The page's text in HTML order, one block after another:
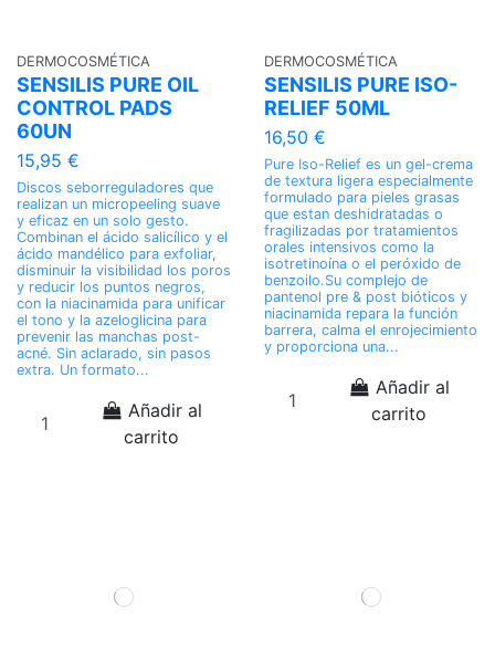
DERMOCOSMÉTICA
SENSILIS PURE OIL
CONTROL PADS
60UN
15,95 €
Discos seborreguladores que
realizan un micropeeling suave
y eficaz en un solo gesto.
Combinan el ácido salicílico y el
ácido mandélico para exfoliar,
disminuir la visibilidad los poros
y reducir los puntos negros,
con la niacinamida para unificar
el tono y la azeloglicina para
prevenir las manchas post-
acné. Sin aclarado, sin pasos
extra. Un formato...
Añadir al
carrito
DERMOCOSMÉTICA
SENSILIS PURE ISO-
RELIEF 50ML
16,50 €
Pure Iso-Relief es un gel-crema
de textura ligera especialmente
formulado para pieles grasas
que estan deshidratadas o
fragilizadas por tratamientos
orales intensivos como la
isotretinoína o el peróxido de
benzoilo.​ Su complejo de
pantenol pre & post bióticos y
niacinamida repara la función
barrera, calma el enrojecimiento
y proporciona una...
Añadir al
carrito